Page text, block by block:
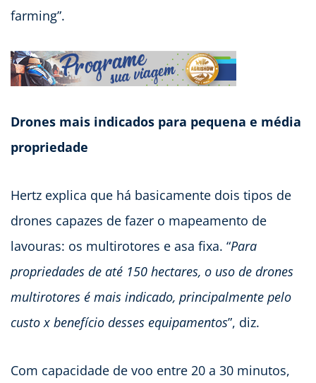
farming”.
Drones mais indicados para pequena e média
propriedade
Hertz explica que há basicamente dois tipos de
drones capazes de fazer o mapeamento de
lavouras: os multirotores e asa fixa. “Para
propriedades de até 150 hectares, o uso de drones
multirotores é mais indicado, principalmente pelo
custo x benefício desses equipamentos”, diz.
Com capacidade de voo entre 20 a 30 minutos,